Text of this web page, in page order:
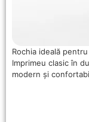
Rochia ideală
Imprimeu clasic în
modern și